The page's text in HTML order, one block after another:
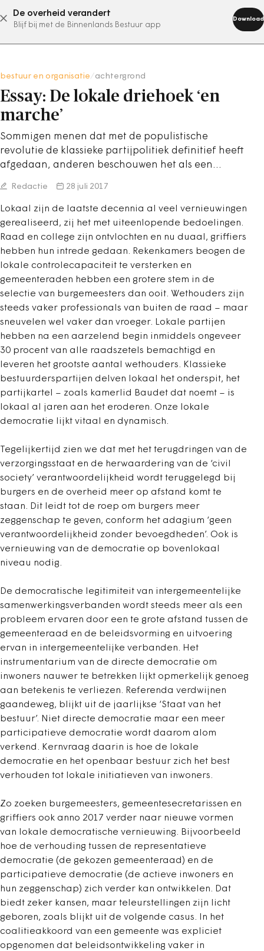
De overheid verandert
Blijf bij met de Binnenlands Bestuur app
Download
abonneer nu
bestuur en organisatie achtergrond
Essay: De lokale driehoek ‘en
marche’
Sommigen menen dat met de populistische
revolutie de klassieke partijpolitiek definitief heeft
afgedaan, anderen beschouwen het als een…
Redactie 28 juli 2017
Lokaal zijn de laatste decennia al veel vernieuwingen
gerealiseerd, zij het met uiteenlopende bedoelingen.
Raad en college zijn ontvlochten en nu duaal, griffiers
hebben hun intrede gedaan. Rekenkamers beogen de
lokale controlecapaciteit te versterken en
gemeenteraden hebben een grotere stem in de
selectie van burgemeesters dan ooit. Wethouders zijn
steeds vaker professionals van buiten de raad – maar
sneuvelen wel vaker dan vroeger. Lokale partijen
hebben na een aarzelend begin inmiddels ongeveer
30 procent van alle raadszetels bemachtigd en
leveren het grootste aantal wethouders. Klassieke
bestuurderspartijen delven lokaal het onderspit, het
partijkartel – zoals kamerlid Baudet dat noemt – is
lokaal al jaren aan het eroderen. Onze lokale
democratie lijkt vitaal en dynamisch.
Tegelijkertijd zien we dat met het terugdringen van de
verzorgingsstaat en de herwaardering van de ‘civil
society’ verantwoordelijkheid wordt teruggelegd bij
burgers en de overheid meer op afstand komt te
staan. Dit leidt tot de roep om burgers meer
zeggenschap te geven, conform het adagium ‘geen
verantwoordelijkheid zonder bevoegdheden’. Ook is
vernieuwing van de democratie op bovenlokaal
niveau nodig.
De democratische legitimiteit van intergemeentelijke
samenwerkingsverbanden wordt steeds meer als een
probleem ervaren door een te grote afstand tussen de
gemeenteraad en de beleidsvorming en uitvoering
ervan in intergemeentelijke verbanden. Het
instrumentarium van de directe democratie om
inwoners nauwer te betrekken lijkt opmerkelijk genoeg
aan betekenis te verliezen. Referenda verdwijnen
gaandeweg, blijkt uit de jaarlijkse ‘Staat van het
bestuur’. Niet directe democratie maar een meer
participatieve democratie wordt daarom alom
verkend. Kernvraag daarin is hoe de lokale
democratie en het openbaar bestuur zich het best
verhouden tot lokale initiatieven van inwoners.
Zo zoeken burgemeesters, gemeentesecretarissen en
griffiers ook anno 2017 verder naar nieuwe vormen
van lokale democratische vernieuwing. Bijvoorbeeld
hoe de verhouding tussen de representatieve
democratie (de gekozen gemeenteraad) en de
participatieve democratie (de actieve inwoners en
hun zeggenschap) zich verder kan ontwikkelen. Dat
biedt zeker kansen, maar teleurstellingen zijn licht
geboren, zoals blijkt uit de volgende casus. In het
coalitieakkoord van een gemeente was expliciet
opgenomen dat beleidsontwikkeling vaker in